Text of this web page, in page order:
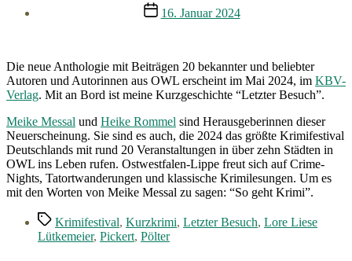
Veröffentlichungsdatum
16. Januar 2024
Die neue Anthologie mit Beiträgen 20 bekannter und beliebter
Autoren und Autorinnen aus OWL erscheint im Mai 2024, im KBV-
Verlag. Mit an Bord ist meine Kurzgeschichte “Letzter Besuch”.
Meike Messal und Heike Rommel sind Herausgeberinnen dieser
Neuerscheinung. Sie sind es auch, die 2024 das größte Krimifestival
Deutschlands mit rund 20 Veranstaltungen in über zehn Städten in
OWL ins Leben rufen. Ostwestfalen-Lippe freut sich auf Crime-
Nights, Tatortwanderungen und klassische Krimilesungen. Um es
mit den Worten von Meike Messal zu sagen: “So geht Krimi”.
Schlagwörter
Krimifestival, Kurzkrimi, Letzter Besuch, Lore Liese
Lütkemeier, Pickert, Pölter